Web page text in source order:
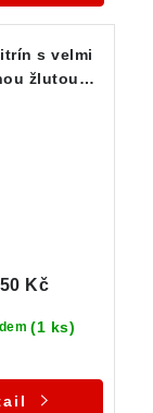
s velmi
žlutou
(1 ks)
Kč